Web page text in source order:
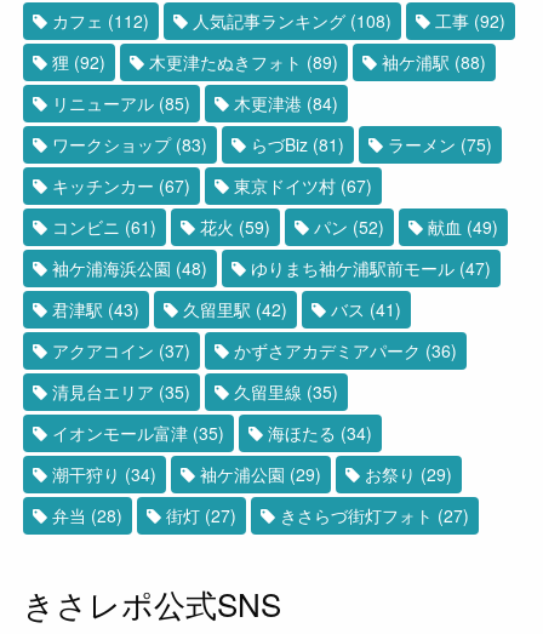
カフェ (112) 人気記事ランキング (108) 工事 (92)
狸 (92) 木更津たぬきフォト (89) 袖ケ浦駅 (88)
リニューアル (85) 木更津港 (84)
ワークショップ(83) らづBiz (81) ラーメン (75)
キッチンカー (67) 東京ドイツ村 (67)
コンビニ (61) 花火 (59) パン (52) 献血 (49)
袖ケ浦海浜公園 (48) ゆりまち袖ケ浦駅前モール (47)
君津駅 (43) 久留里駅 (42) バス (41)
アクアコイン (37) かずさアカデミアパーク (36)
清見台エリア (35) 久留里線 (35)
イオンモール富津 (35) 海ほたる (34)
潮干狩り (34) 袖ケ浦公園 (29) お祭り (29)
弁当 (28) 街灯 (27) きさらづ街灯フォト (27)
きさレポ公式SNS